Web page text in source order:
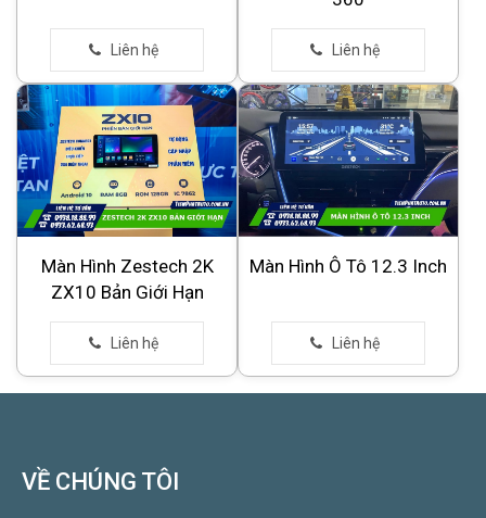
Màn Hình Zestech 2K
ZX10 Bản Giới Hạn
Màn Hình Ô Tô 12.3 Inch
VỀ CHÚNG TÔI